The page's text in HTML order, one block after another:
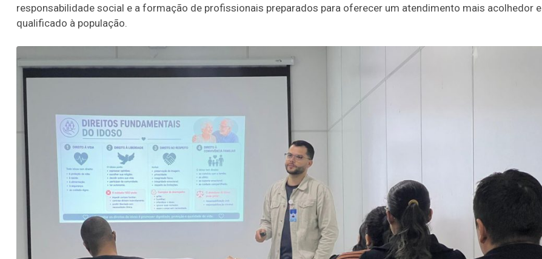
responsabilidade social e a formação de profissionais preparados para oferecer um atendimento mais acolhedor e
qualificado à população.